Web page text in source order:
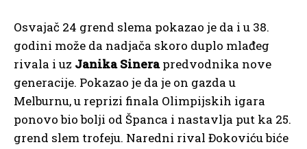
Osvajač 24 grend slema pokazao je da i u 38.
godini može da nadjača skoro duplo mlađeg
rivala i uz Janika Sinerapredvodnika nove
generacije. Pokazao je da je on gazda u
Melburnu, u reprizi finala Olimpijskih igara
ponovo bio bolji od Španca i nastavlja put ka 25.
grend slem trofeju. Naredni rival Đokoviću biće